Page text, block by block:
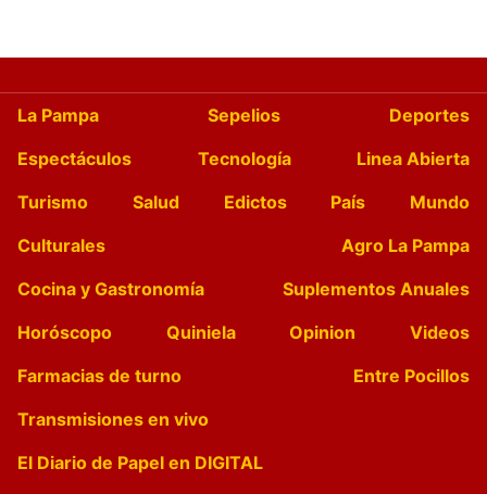
La Pampa Sepelios
Deportes
Espectáculos
Tecnología
Linea Abierta
Turismo
Salud Edictos País
Mundo
Culturales
Agro La Pampa
Cocina y Gastronomía
Suplementos Anuales
Horóscopo
Quiniela Opinion
Videos
Farmacias de turno
Entre Pocillos
Transmisiones en vivo
El Diario de Papel en DIGITAL